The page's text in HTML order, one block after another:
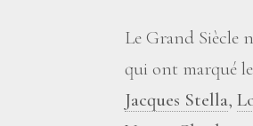
Le Grand Siècle
qui ont marqué
Jacques Stella,